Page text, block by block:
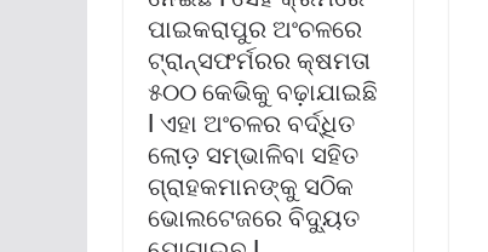
ପାଇକରାପୁର ଅଂଚଳରେ
ଟ୍ରାନ୍ସଫର୍ମରର କ୍ଷମତା
୫୦୦ କେଭିକୁ ବଢ଼ାଯାଇଛି
l ଏହା ଅଂଚଳର ବର୍ଦ୍ଧିତ
ଲୋଡ଼ ସମ୍ଭାଳିବା ସହିତ
ଗ୍ରାହକମାନଙ୍କୁ ସଠିକ
ଭୋଲଟେଜରେ ବିଦ୍ୟୁତ